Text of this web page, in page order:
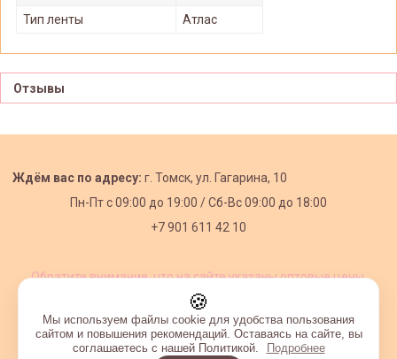
Тип ленты
Атлас
Отзывы
Ждём вас по адресу: г. Томск, ул. Гагарина, 10
Пн-Пт с09:00 до 19:00 /Сб-Вс 09:00 до 18:00
+7 901 611 42 10
Обратите внимание, что на сайте указаны оптовые цены,
🍪
Мы используем файлы cookie для удобства пользования
сайтом и повышения рекомендаций. Оставаясь на сайте, вы
соглашаетесь с нашей Политикой.
Подробнее